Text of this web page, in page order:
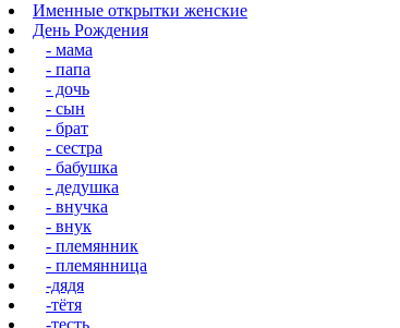
Именные открытки женские
День Рождения
- мама
- папа
- дочь
- сын
- брат
- сестра
- бабушка
- дедушка
- внучка
- внук
- племянник
- племянница
-дядя
-тётя
-тесть